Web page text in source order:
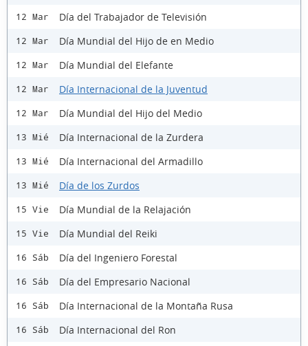
12 Mar Día del Trabajador de Televisión
12 Mar Día Mundial del Hijo de en Medio
12 Mar Día Mundial del Elefante
12 Mar Día Internacional de la Juventud
12 Mar Día Mundial del Hijo del Medio
13 Mié Día Internacional de la Zurdera
13 Mié Día Internacional del Armadillo
13 Mié Día de los Zurdos
15 Vie Día Mundial de la Relajación
15 Vie Día Mundial del Reiki
16 Sáb Día del Ingeniero Forestal
16 Sáb Día del Empresario Nacional
16 Sáb Día Internacional de la Montaña Rusa
16 Sáb Día Internacional del Ron